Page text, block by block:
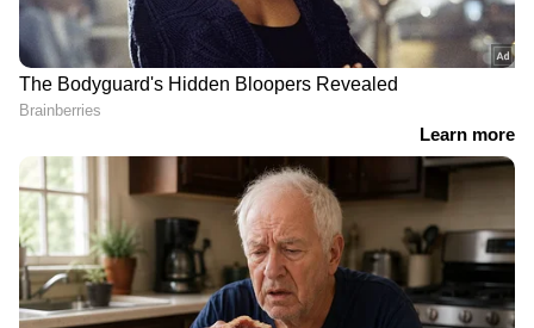
ലഭിക്കാൻ Asianet News Malayalam